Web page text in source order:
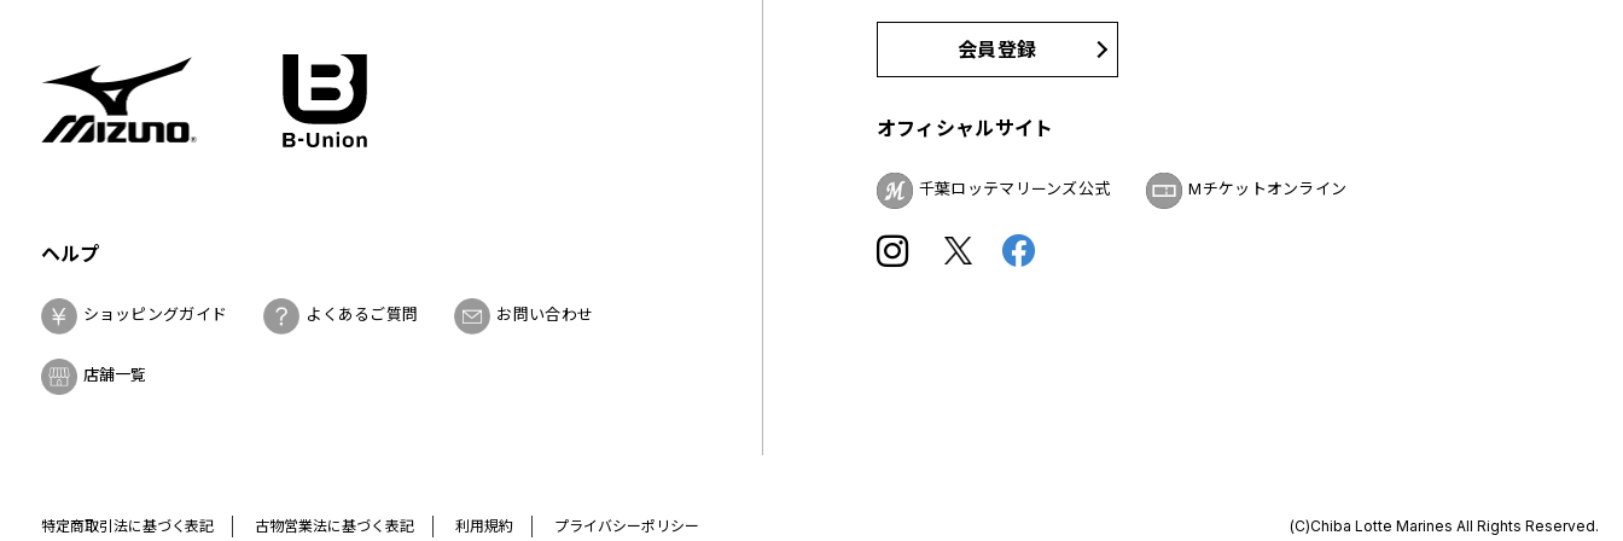
ヘルプ
ショッピングガイド よくあるご質問 お問い合わせ
店舗一覧
会員登録
オフィシャルサイト
千葉ロッテマリーンズ公式 Mチケットオンライン
特定商取引法に基づく表記 古物営業法に基づく表記 利用規約 プライバシーポリシー (C)Chiba Lotte Marines All Rights Reserved.